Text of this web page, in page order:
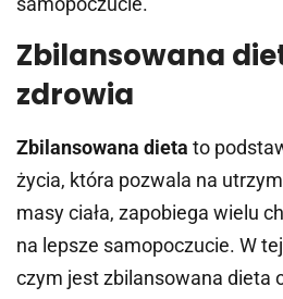
Zbilansowana
zdrowia
Zbilansowana dieta to
życia, która pozwala na
masy ciała, zapobiega wielu
na lepsze samopoczucie. W
czym jest zbilansowana dieta